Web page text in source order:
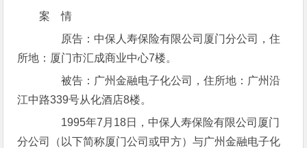
案 情
原告：中保人寿保险有限公司厦门分公司，住
所地：厦门市汇成商业中心7楼。
被告：广州金融电子化公司，住所地：广州沿
江中路339号从化酒店8楼。
1995年7月18日，中保人寿保险有限公司厦门
分公司（以下简称厦门公司或甲方）与广州金融电子化